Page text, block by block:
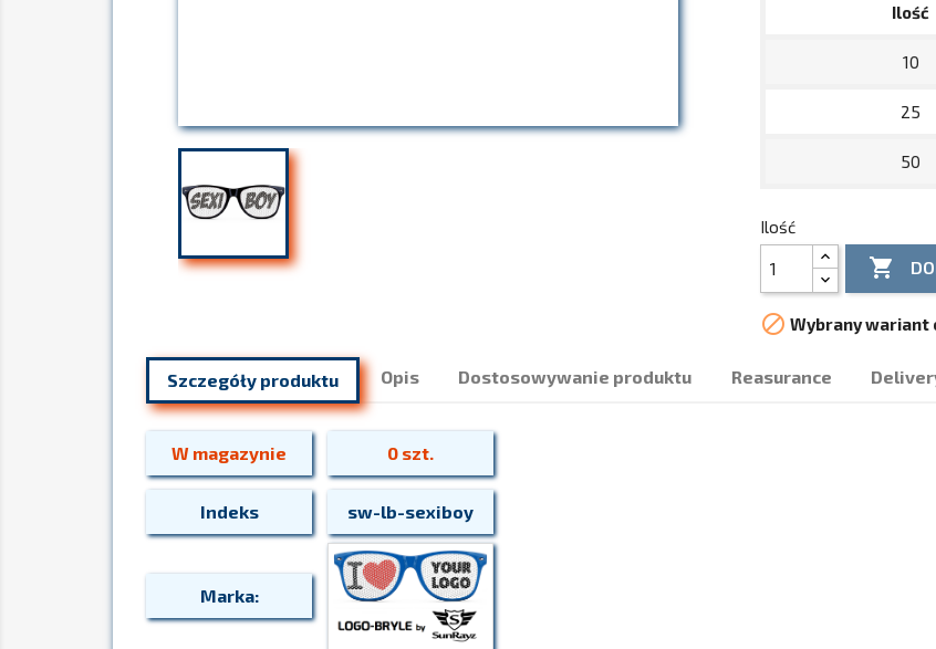
Ilość
10
25
50
Ilość

 Wybrany wariant
Szczegóły produktu Opis Dostosowywanie produktu Reasurance
W magazynie 0 szt.
Indeks sw-lb-sexiboy
Marka: